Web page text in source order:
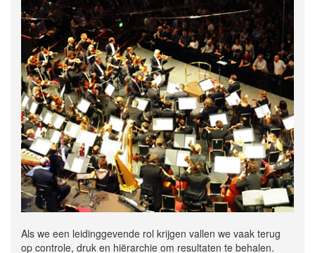
Als we een leidinggevende rol krijgen vallen we vaak terug
op controle, druk en hiërarchie om resultaten te behalen.